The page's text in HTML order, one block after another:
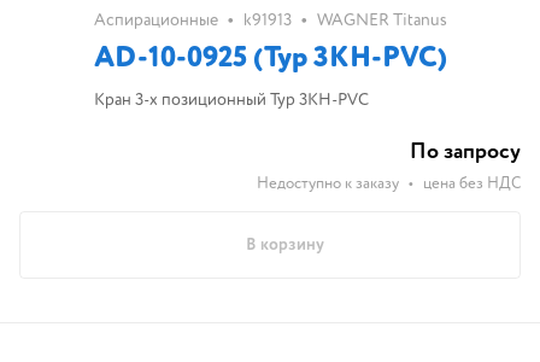
Аспирационные • k91913 • WAGNER Titanus
AD-10-0925 (Typ 3KH-PVC)
Кран 3-х позиционный Typ 3KH-PVC
По запросу
Недоступно к заказу • цена без НДС
В корзину